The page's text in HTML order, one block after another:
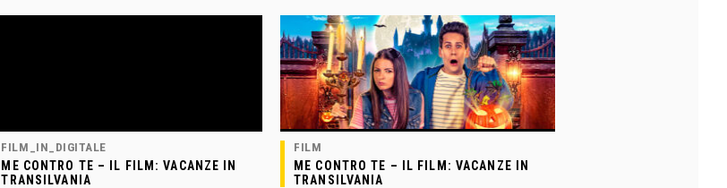
FILM_IN_DIGITALE
ME CONTRO TE – IL FILM: VACANZE IN
TRANSILVANIA
FILM
ME CONTRO TE – IL FILM: VACANZE IN
TRANSILVANIA